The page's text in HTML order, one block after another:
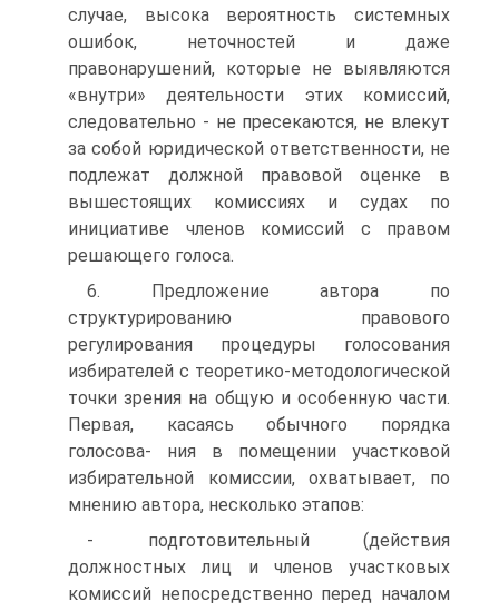
случае, высока вероятность системных
ошибок, неточностей и даже
правонарушений, которые не выявляются
«внутри» деятельности этих комиссий,
следовательно - не пресекаются, не влекут
за собой юридической ответственности, не
подлежат должной правовой оценке в
вышестоящих комиссиях и судах по
инициативе членов комиссий с правом
решающего голоса.
6. Предложение автора по
структурированию правового
регулирования процедуры голосования
избирателей с теоретико-методологической
точки зрения на общую и особенную части.
Первая, касаясь обычного порядка
голосова- ния в помещении участковой
избирательной комиссии, охватывает, по
мнению автора, несколько этапов:
- подготовительный (действия
должностных лиц и членов участковых
комиссий непосредственно перед началом